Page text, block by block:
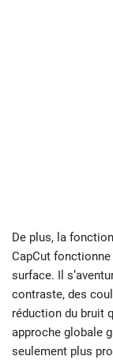
De plus, la
CapCut
surface. Il
contraste, des
réduction du bruit
approche globale
seulement plus